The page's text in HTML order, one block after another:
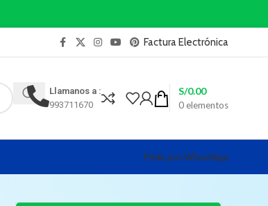
Factura Electrónica
Llamanos a :
993711670
0 elementos
S/0.00
Pedir por WhastApp